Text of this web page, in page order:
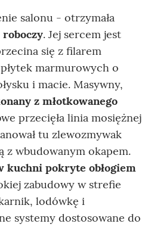
salonu - otrzymała
roboczy. Jej sercem jest
się z filarem
marmurowych o
i macie. Masywny,
z młotkowanego
przecięła linia mosiężnej
tu zlewozmywak
z wbudowanym okapem.
kuchni pokryte obłogiem
zabudowy w strefie
lodówkę i
systemy dostosowane do